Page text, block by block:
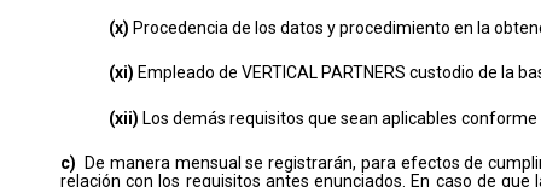
(x) Procedencia de los datos y procedimiento en la
(xi) Empleado de VERTICAL PARTNERS custodio de la
(xii) Los demás requisitos que sean aplicables
c) De manera mensual se registrarán, para efectos de
relación con los requisitos antes enunciados. En caso de